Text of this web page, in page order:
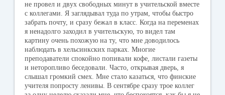
не провел и двух свободных минут в учительской вместе
с коллегами. Я заглядывал туда по утрам, чтобы быстро
забрать почту, и сразу бежал в класс. Когда на переменах
я ненадолго заходил в учительскую, то видел там
картину очень похожую на ту, что мне доводилось
наблюдать в хельсинкских парках. Многие
преподаватели спокойно попивали кофе, листали газеты
и неторопливо беседовали. Часто, открывая дверь, я
слышал громкий смех. Мне стало казаться, что финские
учителя попросту ленивы. В сентябре сразу трое коллег